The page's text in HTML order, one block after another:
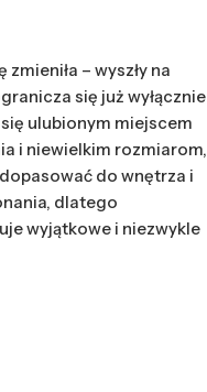
– wyszły na
się już wyłącznie
ulubionym miejscem
i niewielkim rozmiarom,
do wnętrza i
dlatego
wyjątkowe i niezwykle